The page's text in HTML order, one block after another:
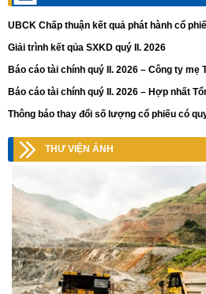
UBCK Chấp thuận kết quả phát hành cổ
Giải trình kết qủa SXKD quý II. 2026
Báo cáo tài chính quý II. 2026 – Công ty mẹ
Báo cáo tài chính quý II. 2026 – Hợp nhất
Thông báo thay đổi số lượng cổ phiếu có
THƯ VIỆN ẢNH